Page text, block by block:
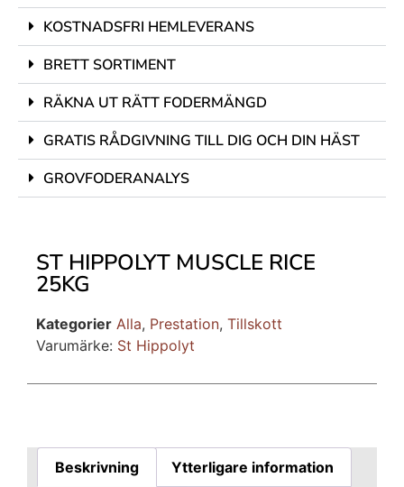
KOSTNADSFRI HEMLEVERANS
BRETT SORTIMENT
RÄKNA UT RÄTT FODERMÄNGD
GRATIS RÅDGIVNING TILL DIG OCH DIN HÄST
GROVFODERANALYS
ST HIPPOLYT MUSCLE RICE
25KG
Kategorier Alla, Prestation, Tillskott
Varumärke: St Hippolyt
Beskrivning Ytterligare information